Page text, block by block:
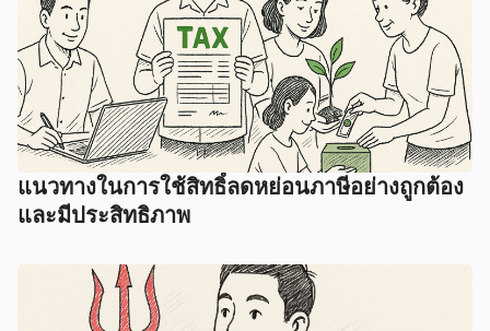
แนวทางในการใช้สิทธิ์ลดหย่อนภาษีอย่างถูกต้อง
และมีประสิทธิภาพ